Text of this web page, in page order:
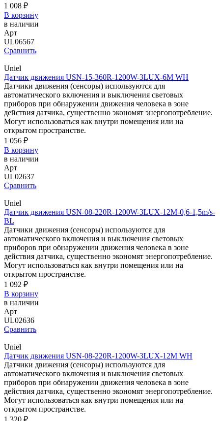
1 008 ₽
В корзину
в наличии
Арт
UL06567
Сравнить
Uniel
Датчик движения USN-15-360R-1200W-3LUX-6M WH
Датчики движения (сенсоры) используются для
автоматического включения и выключения световых
приборов при обнаружении движения человека в зоне
действия датчика, существенно экономят энергопотребление.
Могут использоваться как внутри помещения или на
открытом пространстве.
1 056 ₽
В корзину
в наличии
Арт
UL02637
Сравнить
Uniel
Датчик движения USN-08-220R-1200W-3LUX-12M-0,6-1,5m/s-
BL
Датчики движения (сенсоры) используются для
автоматического включения и выключения световых
приборов при обнаружении движения человека в зоне
действия датчика, существенно экономят энергопотребление.
Могут использоваться как внутри помещения или на
открытом пространстве.
1 092 ₽
В корзину
в наличии
Арт
UL02636
Сравнить
Uniel
Датчик движения USN-08-220R-1200W-3LUX-12M WH
Датчики движения (сенсоры) используются для
автоматического включения и выключения световых
приборов при обнаружении движения человека в зоне
действия датчика, существенно экономят энергопотребление.
Могут использоваться как внутри помещения или на
открытом пространстве.
1 320 ₽